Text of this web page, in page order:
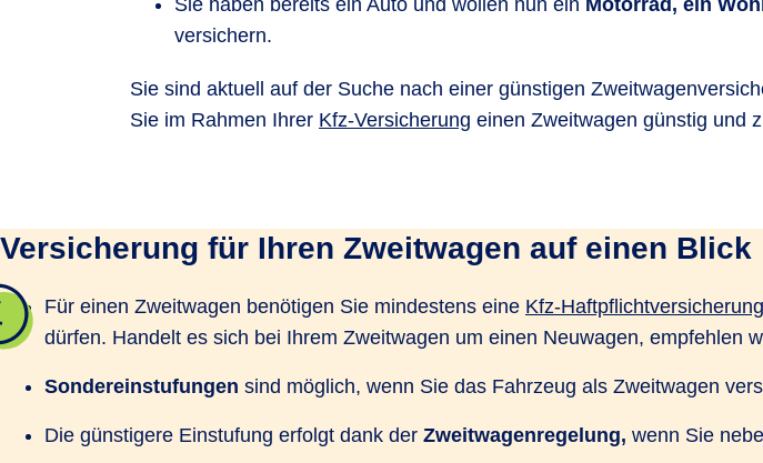
Sie haben bereits ein Auto und wollen nun ein Motorrad, ein
versichern.
Sie sind aktuell auf der Suche nach einer günstigen
Sie im Rahmen Ihrer Kfz-Versicherung einen Zweitwagen günstig und
Versicherung für Ihren Zweitwagen auf einen Blick
Für einen Zweitwagen benötigen Sie mindestens eine Kfz-Haftpflichtversicherung
dürfen. Handelt es sich bei Ihrem Zweitwagen um einen Neuwagen, empfehlen
Sondereinstufungen sind möglich, wenn Sie das Fahrzeug als Zweitwagen
Die günstigere Einstufung erfolgt dank der Zweitwagenregelung, wenn Sie